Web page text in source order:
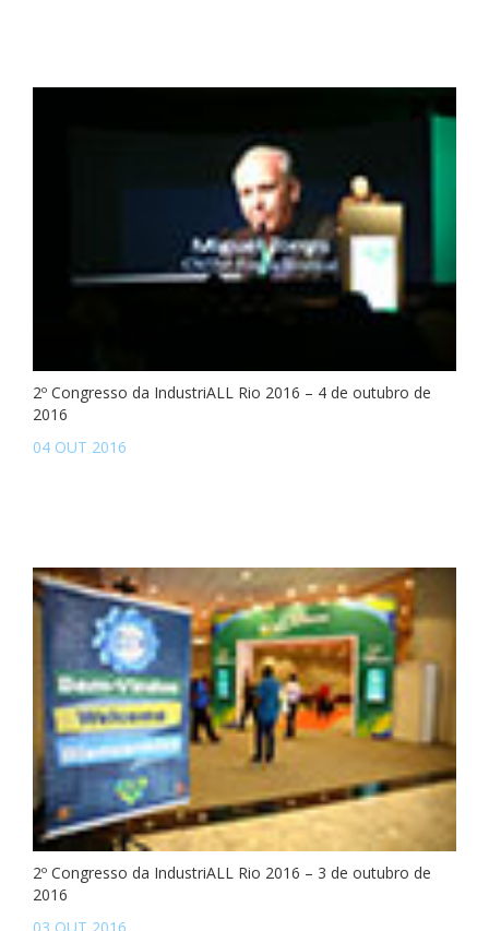
2º Congresso da IndustriALL Rio 2016 – 4 de outubro de
2016
04 OUT 2016
2º Congresso da IndustriALL Rio 2016 – 3 de outubro de
2016
03 OUT 2016